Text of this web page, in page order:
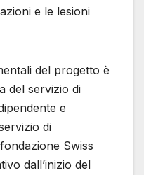
e le lesioni
del progetto è
del servizio di
e
di
Swiss
dall’inizio del